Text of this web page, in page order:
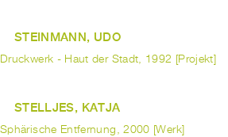
STEINMANN, UDO
Druckwerk - Haut der Stadt, 1992 [Projekt]
STELLJES, KATJA
Sphärische Entfernung, 2000 [Werk]